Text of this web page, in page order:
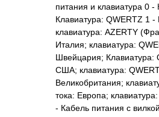
питания и клавиатура 0
Клавиатура: QWERTZ 1
клавиатура: AZERTY
Италия; клавиатура:
Швейцария; Клавиатура:
США; клавиатура:
Великобритания;
тока: Европа;
- Кабель питания с